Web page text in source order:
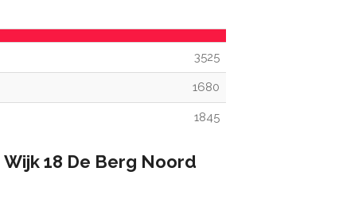
3525
1680
1845
Wijk 18 De Berg Noord